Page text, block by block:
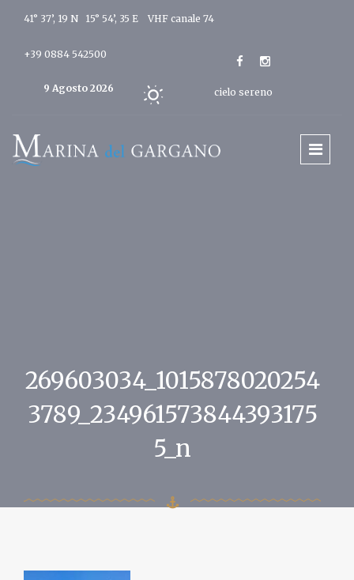
41° 37’, 19 N 15° 54’, 35 E VHF canale 74
+39 0884 542500
9 Agosto 2026 cielo sereno
269603034_1015878020254
3789_234961573844393175
5_n